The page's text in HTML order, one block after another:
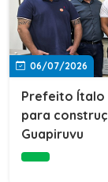
06/07/2026
Prefeito Ítalo
para
Guapiruvu